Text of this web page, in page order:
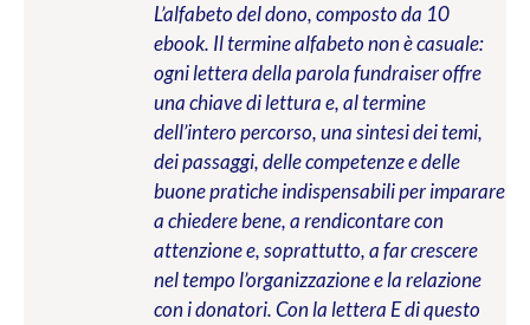
L’alfabeto del dono, composto da 10
ebook. Il termine alfabeto non è casuale:
ogni lettera della parola fundraiser offre
una chiave di lettura e, al termine
dell’intero percorso, una sintesi dei temi,
dei passaggi, delle competenze e delle
buone pratiche indispensabili per imparare
a chiedere bene, a rendicontare con
attenzione e, soprattutto, a far crescere
nel tempo l’organizzazione e la relazione
con i donatori. Con la lettera E di questo